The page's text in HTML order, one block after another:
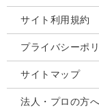
サイト利用規約
プライバシーポ
サイトマップ
法人・プロの方へ